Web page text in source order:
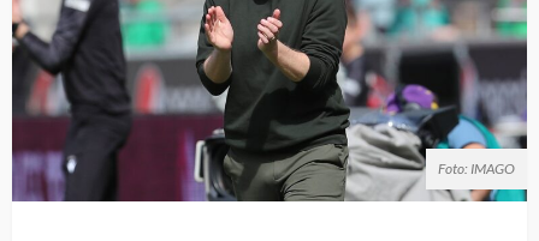
Foto: IMAGO